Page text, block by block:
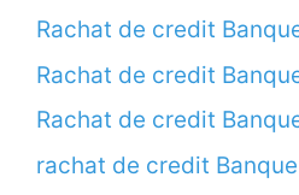
Rachat de credit
Rachat de credit
Rachat de credit
rachat de credit